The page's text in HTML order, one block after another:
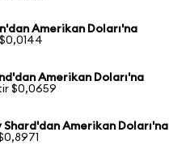
Amerikan Doları'na
Amerikan Doları'na
$0,0659
Amerikan Doları'na